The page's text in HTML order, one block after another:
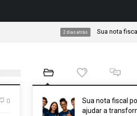
Sua nota fiscal pode
0
Sua nota fiscal
ajudar a